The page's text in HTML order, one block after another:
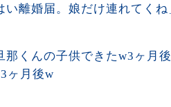
離婚届。娘だけ連れてく
くんの子供できたw3ヶ月
ヶ月後w